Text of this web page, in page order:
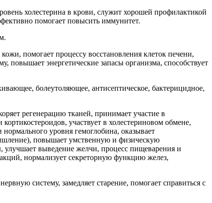
холестерина в крови, служит хорошей профилактикой
помогает повысить иммунитет.
помогает процессу восстановления клеток печени,
повышает энергетические запасы организма, способствует
болеутоляющее, антисептическое, бактерицидное,
регенерацию тканей, принимает участие в
участвует в холестериновом обмене,
уровня гемоглобина, оказывает
повышает умственную и физическую
улучшает выведение желчи, процесс пищеварения и
нормализует секреторную функцию желез,
систему, замедляет старение, помогает справиться с